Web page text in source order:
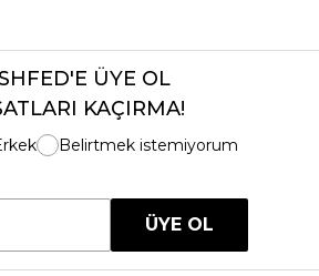
ÜYE OL
KAÇIRMA!
Belirtmek istemiyorum
ÜYE OL